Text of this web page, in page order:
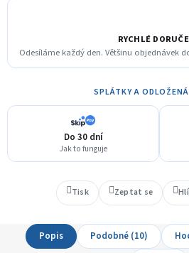
RYCHLÉ
Odesíláme každý den. Většinu objednávek
SPLÁTKY A
Do 30 dní
Jak to funguje
Tisk Zeptat se
Popis Podobné (10)